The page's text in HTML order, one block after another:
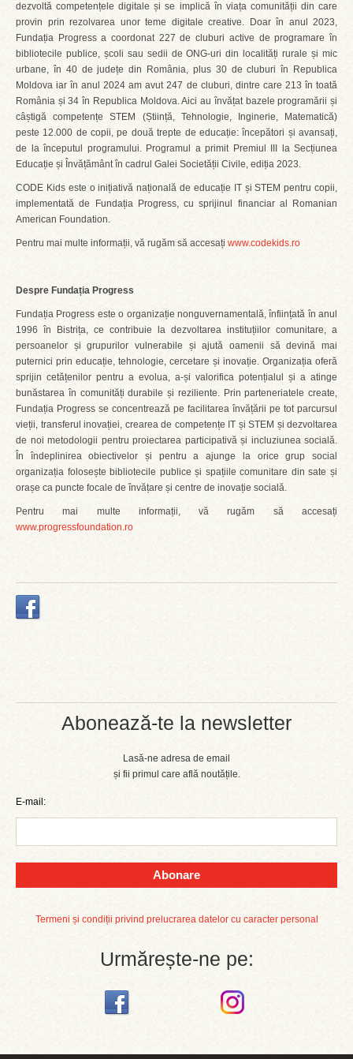
Abonează-te la newsletter
Lasă-ne adresa de email
și fii primul care află noutățile.
E-mail:
Abonare
Termeni și condiții privind prelucrarea datelor cu caracter personal
Urmărește-ne pe:
dezvoltă competențele digitale și se implică în viața comunității din care
provin prin rezolvarea unor teme digitale creative. Doar în anul 2023,
Fundația Progress a coordonat 227 de cluburi active de programare în
bibliotecile publice, școli sau sedii de ONG-uri din localități rurale și mic
urbane, în 40 de județe din România, plus 30 de cluburi în Republica
Moldova iar în anul 2024 am avut 247 de cluburi, dintre care 213 în toată
România și 34 în Republica Moldova. Aici au învățat bazele programării și
câștigă competențe STEM (Știință, Tehnologie, Inginerie, Matematică)
peste 12.000 de copii, pe două trepte de educație: începători și avansați,
de la începutul programului. Programul a primit Premiul III la Secțiunea
Educație și Învățământ în cadrul Galei Societății Civile, ediția 2023.
CODE Kids este o inițiativă națională de educație IT și STEM pentru copii,
implementată de Fundația Progress, cu sprijinul financiar al Romanian
American Foundation.
Pentru mai multe informații, vă rugăm să accesați www.codekids.ro
Despre Fundația Progress
Fundația Progress este o organizație nonguvernamentală, înființată în anul
1996 în Bistrița, ce contribuie la dezvoltarea instituțiilor comunitare, a
persoanelor și grupurilor vulnerabile și ajută oamenii să devină mai
puternici prin educație, tehnologie, cercetare și inovație. Organizația oferă
sprijin cetățenilor pentru a evolua, a-și valorifica potențialul și a atinge
bunăstarea în comunități durabile și reziliente. Prin parteneriatele create,
Fundația Progress se concentrează pe facilitarea învățării pe tot parcursul
vieții, transferul inovației, crearea de competențe IT și STEM și dezvoltarea
de noi metodologii pentru proiectarea participativă și incluziunea socială.
În îndeplinirea obiectivelor și pentru a ajunge la orice grup social
organizația folosește bibliotecile publice și spațiile comunitare din sate și
orașe ca puncte focale de învățare și centre de inovație socială.
Pentru mai multe informații, vă rugăm să accesați
www.progressfoundation.ro